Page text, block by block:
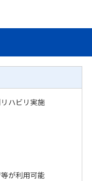
ハビリ実施
が利用可能